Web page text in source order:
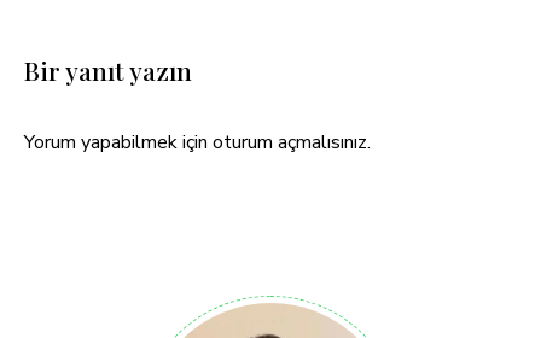
Bir yanıt yazın
Yorum yapabilmek için oturum açmalısınız.